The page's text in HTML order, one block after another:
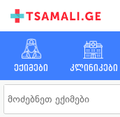
ექიმები კლინიკები